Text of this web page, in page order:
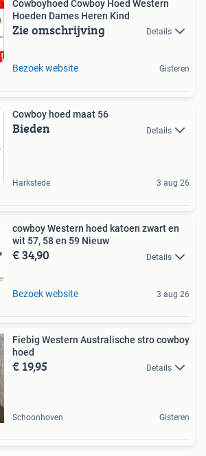
Cowboyhoed Cowboy Hoed Western
Hoeden Dames Heren Kind
Zie omschrijving Details
Bezoek website Gisteren
Cowboy hoed maat 56
Bieden Details
Harkstede 3 aug 26
cowboy Western hoed katoen zwart en
wit 57, 58 en 59 Nieuw
€ 34,90 Details
Bezoek website 3 aug 26
Fiebig Western Australische stro cowboy
hoed
€ 19,95 Details
Schoonhoven Gisteren